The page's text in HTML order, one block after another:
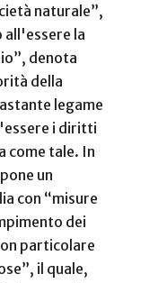
naturale”,
all'essere la
denota
della
legame
i diritti
come tale. In
un
con “misure
dei
particolare
il quale,